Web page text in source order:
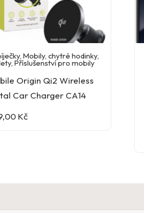
,Mobily, chytré hodinky,
,Příslušenství pro mobily
Origin Qi2 Wireless
Car Charger CA14
Kč